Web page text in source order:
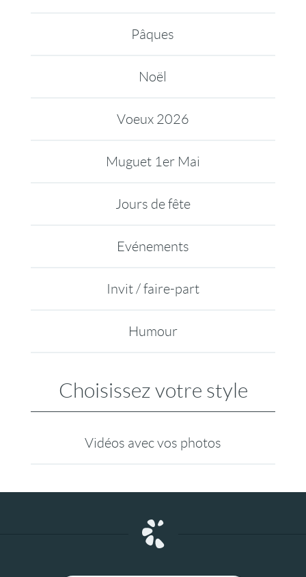
Pâques
Noël
Voeux 2026
Muguet 1er Mai
Jours de fête
Evénements
Invit / faire-part
Humour
Choisissez votre style
Vidéos avec vos photos